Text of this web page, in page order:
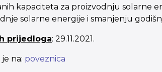
kapaciteta za proizvodnju solarne
solarne energije i smanjenju
prijedloga: 29.11.2021.
na: poveznica